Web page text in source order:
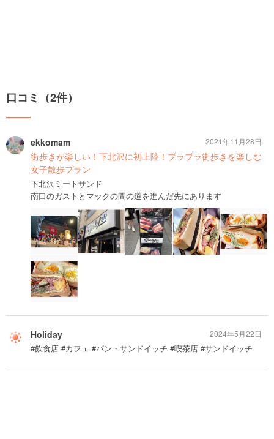
口コミ（2件）
ekkomam
街歩きが楽しい！下北沢に初上陸！ブラブラ街歩きを楽しむ
女子散歩プラン
下北沢ミートサンド
南口のガストとマックの間の道を進んだ先にあります
2021年11月28日
Holiday
#飲食店 #カフェ #パン・サンドイッチ #喫茶店 #サンドイッチ
2024年5月22日